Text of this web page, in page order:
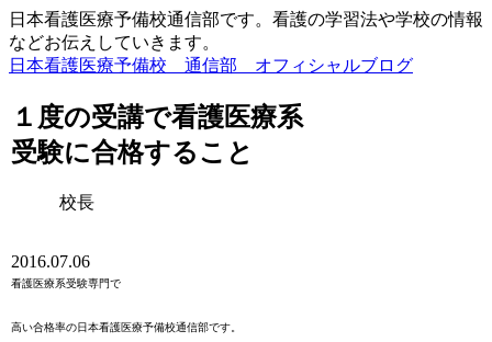
日本看護医療予備校通信部です。看護の学習法や学校の情報
などお伝えしていきます。
日本看護医療予備校 通信部 オフィシャルブログ
１度の受講で看護医療系
受験に合格すること
校長
2016.07.06
看護医療系受験専門で
高い合格率の日本看護医療予備校通信部です。